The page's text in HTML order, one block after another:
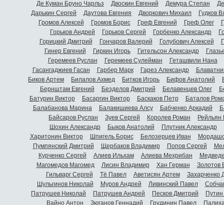
Де Куман Бруно Чарльз
Двоскин Евгений Демура Степан
Дарькин Сергей
Даутова Евгения Дворкович Михаил
Гудков
Громов Алексей
Громов Борис Греф Евгений Греф Олег
Горьков Андрей
Горьков Сергей Горбенко Александр
Горицкий Дмитрий
Гончаров Валерий Голубович Алексей
Гинер Евгений
Гиркин Игорь Гительсон Александр
Геремеев Руслан
Геремеев Сулейман
Геташвили Нана
Гасангаджиев Гасан
Гарбер Марк Гарез Александр
Биков Артем
Билалов Ахмед Битков Игорь Бифов Анатолий
Бернштам Евгений
Безделов Дмитрий Белавенцев Олег
Батурин Виктор
Басаргин Виктор Баскаков Петр
Баталов
Балабанова Марина
Балакишиева Алсу Бабченко Аркадий
Байсаров Руслан
Зуев Сергей Королев Роман
Шохин Александр
Быков Анатолий Плутник Александр
Харитонин Виктор
Шпигель Борис Белозерцев Иван
Пумпянский Дмитрий
Щербаков Владимир Попов Сергей
Курченко Сергей
Алиев Ильхам Алиева Мехрибан
Магомедов Магомед
Лисин Владимир Хан Герман
Золотов
Гильварг Сергей
Тё Павел Аветисян Артем
Захарченко
Шульгинов Николай
Муров Андрей Ливинский Павел
Патрушев Николай
Патрушев Андрей Песков Дмитрий
Вайно Антон
Зюганов Геннадий Грудинин Павел